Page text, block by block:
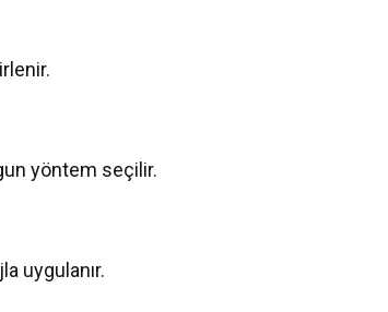
yöntem seçilir.
uygulanır.